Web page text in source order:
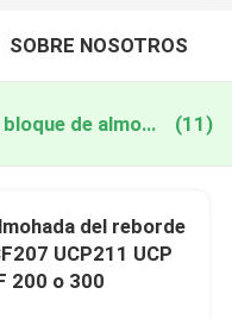
SOBRE NOSOTROS
Porcelana Transporte del bloque de almohada (11)
del reborde
UCP211 UCP
200 o 300